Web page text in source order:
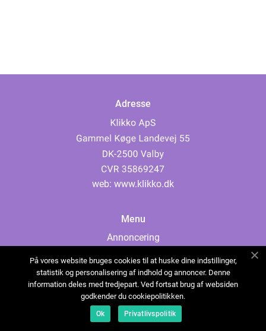
Adresse
web: www.klikko.dk
Menu
Annoncering
Cookies
Kontakt os
Sitemap
På vores website bruges cookies til at huske dine indstillinger,
statistik og personalisering af indhold og annoncer. Denne
information deles med tredjepart. Ved fortsat brug af websiden
godkender du cookiepolitikken.
Ok Privatlivspolitik